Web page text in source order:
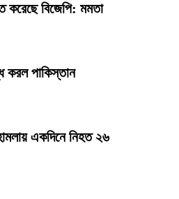
করেছে বিজেপি: মমতা
করল পাকিস্তান
হামলায় একদিনে নিহত ২৬